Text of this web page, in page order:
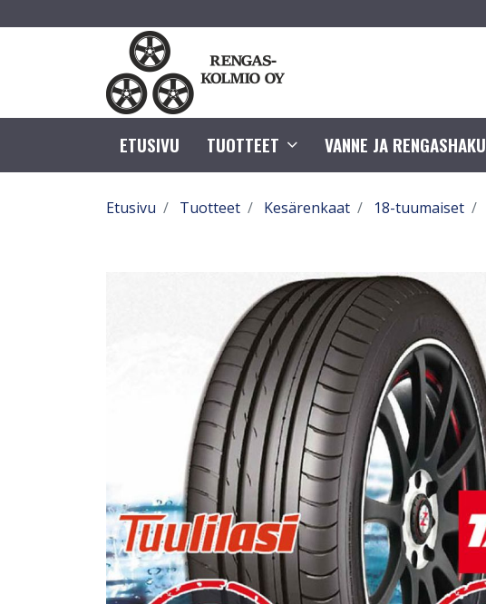
ETUSIVU TUOTTEET VANNE JA RENGASHAKU
Etusivu Tuotteet Kesärenkaat 18-tuumaiset